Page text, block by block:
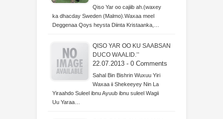
Qiso Yar oo cajiib ah.(waxey
ka dhacday Sweden (Malmo).Waxaa meel
Deggenaa Qoys heysta Diinta Kristaanka,…
QISO YAR OO KU SAABSAN
DUCO WAALID.’’
22.07.2013 - 0 Comments
Sahal Bin Bishrin Wuxuu Yiri
Waxaa ii Shekeeyey Nin La
Yiraahdo Suleel ibnu Ayuub ibnu suleel Wagii
Uu Yaraa…